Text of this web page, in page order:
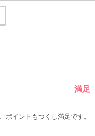
満足
ポイントもつくし満足です。